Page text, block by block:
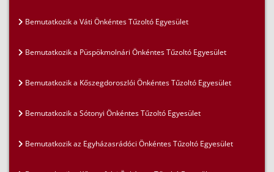
Bemutatkozik a Váti Önkéntes Tűzoltó Egyesület
Bemutatkozik a Püspökmolnári Önkéntes Tűzoltó Egyesület
Bemutatkozik a Kőszegdoroszlói Önkéntes Tűzoltó Egyesület
Bemutatkozik a Sótonyi Önkéntes Tűzoltó Egyesület
Bemutatkozik az Egyházasrádóci Önkéntes Tűzoltó Egyesület